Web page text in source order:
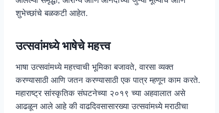
शुभेच्छांचे बळकटी आहेत.
उत्सवांमध्ये भाषेचे महत्त्व
भाषा उत्सवांमध्ये महत्त्वाची भूमिका बजावते, वारसा व्यक्त
करण्यासाठी आणि जतन करण्यासाठी एक पात्र म्हणून काम करते.
महाराष्ट्र सांस्कृतिक संघटनेच्या २०१९ च्या अहवालात असे
आढळून आले आहे की वाढदिवसासारख्या उत्सवांमध्ये मराठीचा